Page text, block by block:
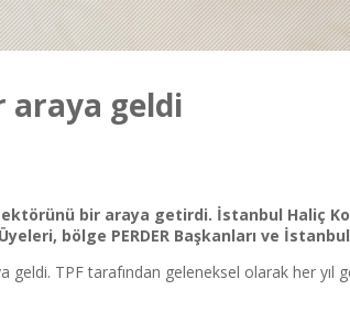
araya geldi
bir araya getirdi. İstanbul Haliç
bölge PERDER Başkanları ve İstanbul
TPF tarafından geleneksel olarak her